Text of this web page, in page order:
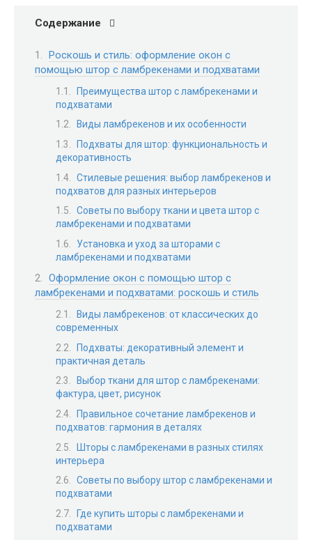
Содержание
Роскошь и стиль: оформление окон с
помощью штор с ламбрекенами и подхватами
Преимущества штор с ламбрекенами и
подхватами
Виды ламбрекенов и их особенности
Подхваты для штор: функциональность и
декоративность
Стилевые решения: выбор ламбрекенов и
подхватов для разных интерьеров
Советы по выбору ткани и цвета штор с
ламбрекенами и подхватами
Установка и уход за шторами с
ламбрекенами и подхватами
Оформление окон с помощью штор с
ламбрекенами и подхватами: роскошь и стиль
Виды ламбрекенов: от классических до
современных
Подхваты: декоративный элемент и
практичная деталь
Выбор ткани для штор с ламбрекенами:
фактура, цвет, рисунок
Правильное сочетание ламбрекенов и
подхватов: гармония в деталях
Шторы с ламбрекенами в разных стилях
интерьера
Советы по выбору штор с ламбрекенами и
подхватами
Где купить шторы с ламбрекенами и
подхватами